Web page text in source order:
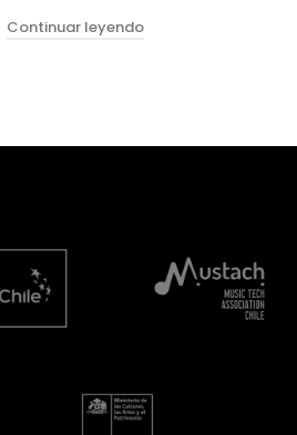
Continuar leyendo"¿Sabe el Mundo